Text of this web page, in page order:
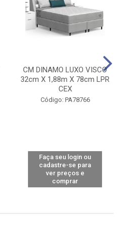
CM DINAMO LUXO VISCO
32cm X 1,88m X 78cm LPR
CEX
Código: PA78766
Faça seu login ou
cadastre-se para
ver preços e
comprar